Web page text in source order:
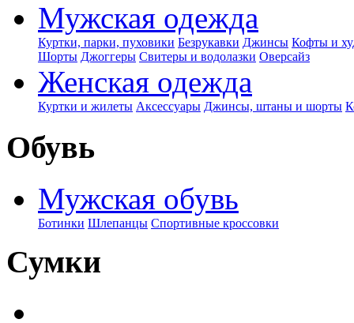
Мужская одежда
Куртки, парки, пуховики Безрукавки Джинсы Кофты и
Шорты Джоггеры Свитеры и водолазки Оверсайз
Женская одежда
Куртки и жилеты Аксессуары Джинсы, штаны и шорты
Обувь
Мужская обувь
Ботинки Шлепанцы Спортивные кроссовки
Сумки